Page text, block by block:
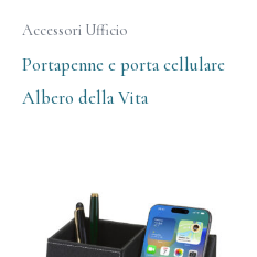
Accessori Ufficio
Portapenne e porta cellulare
Albero della Vita